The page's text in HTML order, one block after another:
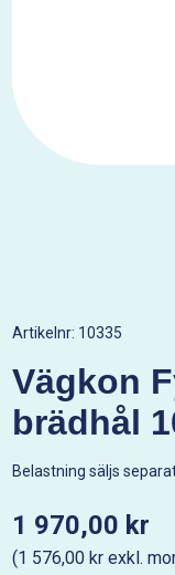
Artikelnr: 10335
Vägkon
brädhål
Belastning säljs
1 970,00 kr
(1 576,00 kr exkl.